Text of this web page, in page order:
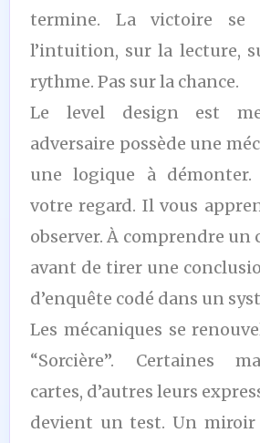
termine. La victoire se
l’intuition, sur la lecture,
rythme. Pas sur la chance.
Le level design est
adversaire possède une
une logique à
votre regard. Il vous
observer. À comprendre
avant de tirer une
d’enquête codé dans un
Les mécaniques se
“Sorcière”. Certaines
cartes, d’autres leurs
devient un test. Un